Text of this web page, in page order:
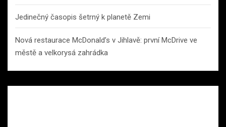
Jedinečný časopis šetrný k planetě Zemi
Nová restaurace McDonald’s v Jihlavě: první McDrive ve
městě a velkorysá zahrádka